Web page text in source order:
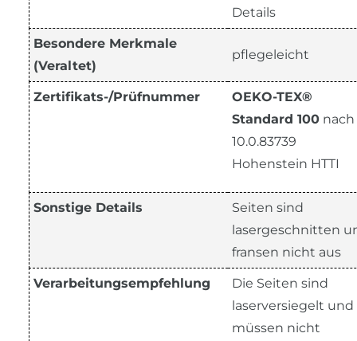
Details
Besondere Merkmale
(Veraltet)
pflegeleicht
Zertifikats-/Prüfnummer
OEKO-TEX®
Standard 100 nach
10.0.83739
Hohenstein HTTI
Sonstige Details
Seiten sind
lasergeschnitten
fransen nicht aus
Verarbeitungsempfehlung
Die Seiten sind
laserversiegelt und
müssen nicht